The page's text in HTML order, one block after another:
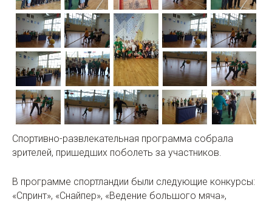
Спортивно-развлекательная программа собрала
зрителей, пришедших поболеть за участников.
В программе спортландии были следующие конкурсы:
«Спринт», «Снайпер», «Ведение большого мяча»,